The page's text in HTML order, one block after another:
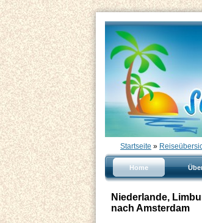
Startseite »
Home
Niederlande,
nach Amsterdam